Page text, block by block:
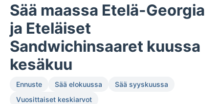
Sää maassa Etelä-Georgia
ja Eteläiset
Sandwichinsaaret kuussa
kesäkuu
Ennuste Sää elokuussa
Sää syyskuussa
Vuosittaiset keskiarvot